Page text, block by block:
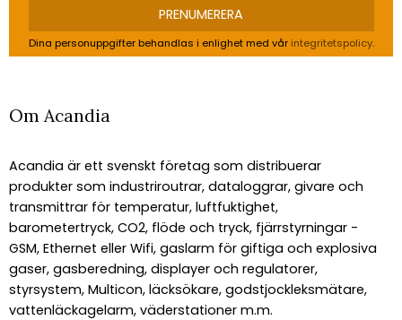
PRENUMERERA
Dina personuppgifter behandlas i enlighet med vår integritetspolicy.
Om Acandia
Acandia är ett svenskt företag som distribuerar
produkter som industriroutrar, dataloggrar, givare och
transmittrar för temperatur, luftfuktighet,
barometertryck, CO2, flöde och tryck, fjärrstyrningar -
GSM, Ethernet eller Wifi, gaslarm för giftiga och explosiva
gaser, gasberedning, displayer och regulatorer,
styrsystem, Multicon, läcksökare, godstjockleksmätare,
vattenläckagelarm, väderstationer m.m.